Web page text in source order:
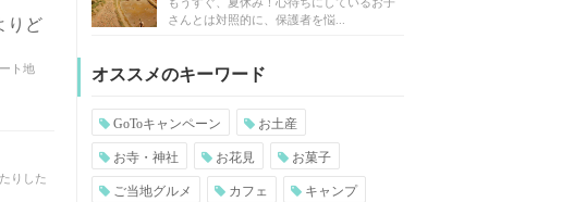
りど
ト地
りした
さんとは対照的に、保護者を悩...
オススメのキーワード
GoToキャンペーン お土産
お寺・神社 お花見 お菓子
ご当地グルメ カフェ キャンプ